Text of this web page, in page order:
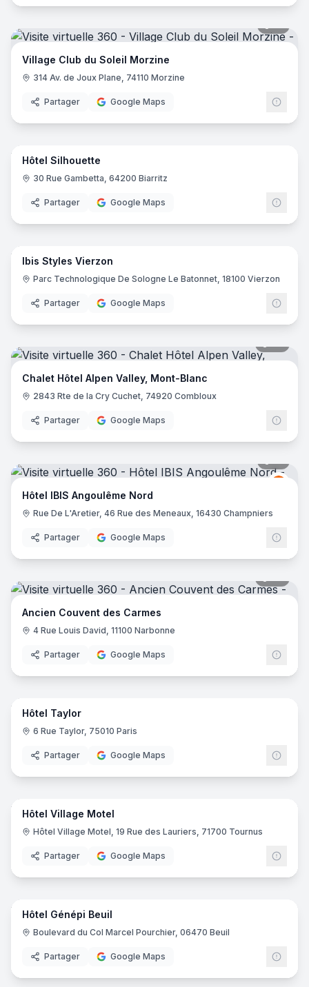
Village Club du Soleil Morzine
314 Av. de Joux Plane, 74110 Morzine
Partager Google Maps
22
Hôtel Silhouette
30 Rue Gambetta, 64200 Biarritz
Partager Google Maps
8
Ibis Styles Vierzon
Parc Technologique De Sologne Le Batonnet, 18100 Vierzon
Partager Google Maps
Chalet Hôtel Alpen Valley, Mont-Blanc
2843 Rte de la Cry Cuchet, 74920 Combloux
Partager Google Maps
Ibis
Hôtel IBIS Angoulême Nord
Rue De L'Aretier, 46 Rue des Meneaux, 16430 Champniers
Partager Google Maps
Ancien Couvent des Carmes
4 Rue Louis David, 11100 Narbonne
Partager Google Maps
25
Hôtel Taylor
6 Rue Taylor, 75010 Paris
Partager Google Maps
29
Hôtel Village Motel
Hôtel Village Motel, 19 Rue des Lauriers, 71700 Tournus
Partager Google Maps
24
Hôtel Génépi Beuil
Boulevard du Col Marcel Pourchier, 06470 Beuil
Partager Google Maps